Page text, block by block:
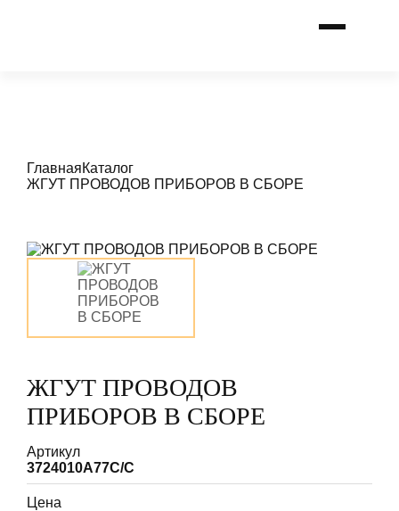
ГлавнаяКаталог
ЖГУТ ПРОВОДОВ ПРИБОРОВ В СБОРЕ
ЖГУТ ПРОВОДОВ
ПРИБОРОВ В СБОРЕ
Артикул
3724010A77C/C
Цена